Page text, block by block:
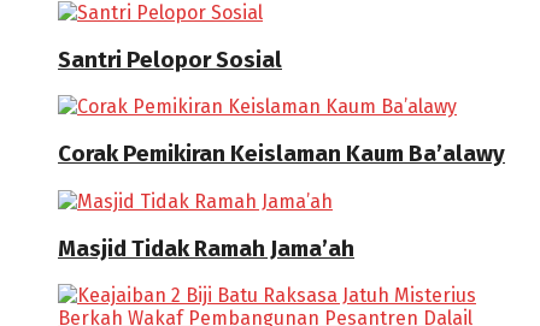
Santri Pelopor Sosial
Corak Pemikiran Keislaman Kaum Ba’alawy
Masjid Tidak Ramah Jama’ah